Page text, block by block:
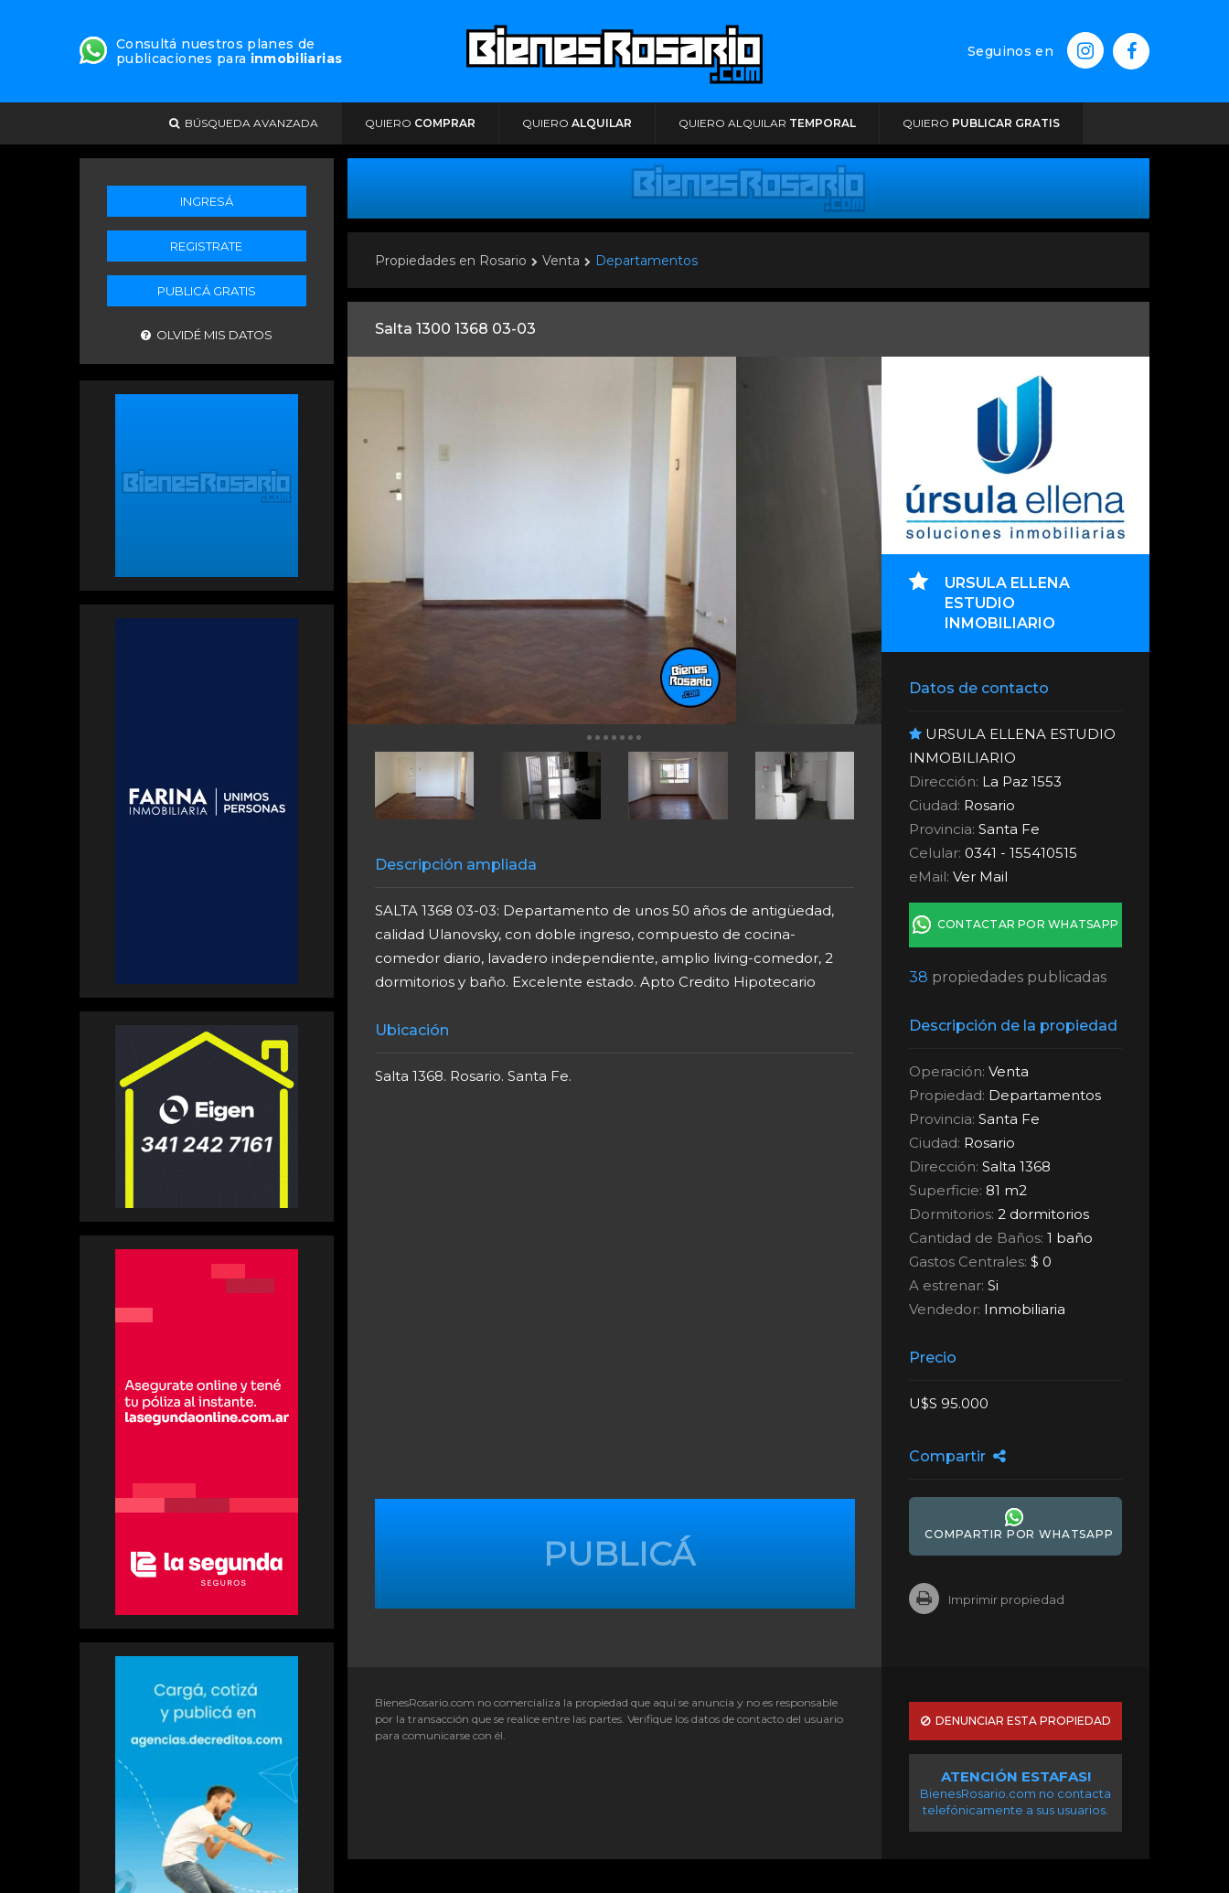
Consultá nuestros planes de
publicaciones para inmobiliarias Seguinos en
BÚSQUEDA AVANZADA QUIERO COMPRAR QUIERO ALQUILAR QUIERO ALQUILAR TEMPORAL QUIERO PUBLICAR GRATIS
INGRESÁ
REGISTRATE
PUBLICÁ GRATIS
OLVIDÉ MIS DATOS
Propiedades en Rosario Venta Departamentos
Salta 1300 1368 03-03
Descripción ampliada
SALTA 1368 03-03: Departamento de unos 50 años de antigüedad,
calidad Ulanovsky, con doble ingreso, compuesto de cocina-
comedor diario, lavadero independiente, amplio living-comedor, 2
dormitorios y baño. Excelente estado. Apto Credito Hipotecario
Ubicación
Salta 1368. Rosario. Santa Fe.
URSULA ELLENA
ESTUDIO
INMOBILIARIO
Datos de contacto
URSULA ELLENA ESTUDIO
INMOBILIARIO
Dirección: La Paz 1553
Ciudad: Rosario
Provincia:Santa Fe
Celular: 0341 - 155410515
eMail:Ver Mail
CONTACTAR POR WHATSAPP
38 propiedades publicadas
Descripción de la propiedad
Operación: Venta
Propiedad: Departamentos
Provincia: Santa Fe
Ciudad: Rosario
Dirección: Salta 1368
Superficie: 81 m2
Dormitorios: 2 dormitorios
Cantidad de Baños: 1 baño
Gastos Centrales: $ 0
A estrenar: Si
Vendedor: Inmobiliaria
Precio
U$S 95.000
Compartir
COMPARTIR POR WHATSAPP
Imprimir propiedad
BienesRosario.com no comercializa la propiedad que aquí se anuncia y no es responsable
por la transacción que se realice entre las partes. Verifique los datos de contacto del usuario
para comunicarse con él.
DENUNCIAR ESTA PROPIEDAD
ATENCIÓN ESTAFAS!
BienesRosario.com no contacta
telefónicamente a sus usuarios.